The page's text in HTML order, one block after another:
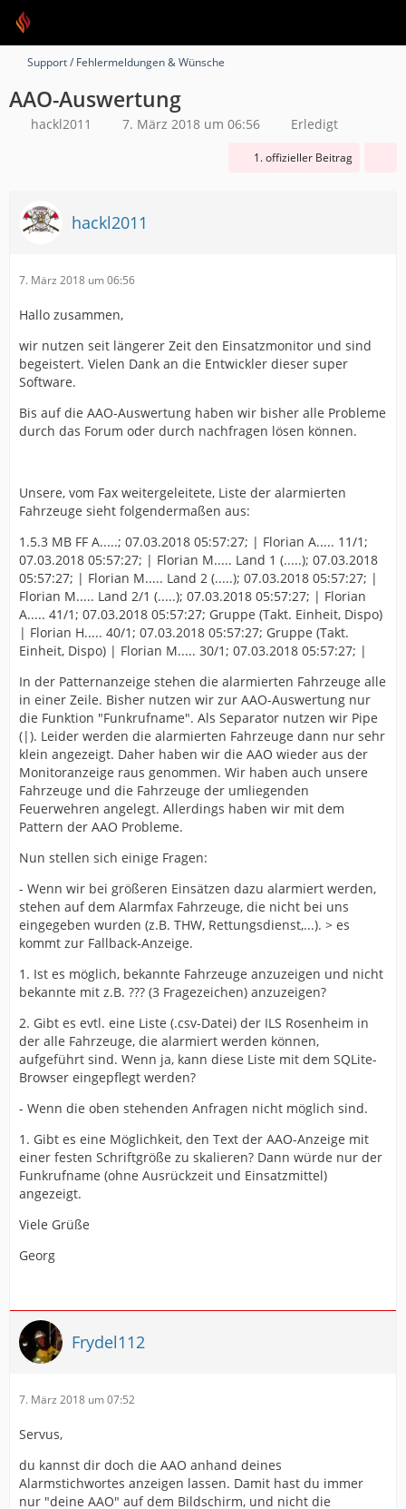
Support / Fehlermeldungen & Wünsche
AAO-Auswertung
hackl2011 7. März 2018 um 06:56 Erledigt
1. offizieller Beitrag
hackl2011
7. März 2018 um 06:56
Hallo zusammen,
wir nutzen seit längerer Zeit den Einsatzmonitor und sind
begeistert. Vielen Dank an die Entwickler dieser super
Software.
Bis auf die AAO-Auswertung haben wir bisher alle Probleme
durch das Forum oder durch nachfragen lösen können.
Unsere, vom Fax weitergeleitete, Liste der alarmierten
Fahrzeuge sieht folgendermaßen aus:
1.5.3 MB FF A.....; 07.03.2018 05:57:27; | Florian A..... 11/1;
07.03.2018 05:57:27; | Florian M..... Land 1 (.....); 07.03.2018
05:57:27; | Florian M..... Land 2 (.....); 07.03.2018 05:57:27; |
Florian M..... Land 2/1 (.....); 07.03.2018 05:57:27; | Florian
A..... 41/1; 07.03.2018 05:57:27; Gruppe (Takt. Einheit, Dispo)
| Florian H..... 40/1; 07.03.2018 05:57:27; Gruppe (Takt.
Einheit, Dispo) | Florian M..... 30/1; 07.03.2018 05:57:27; |
In der Patternanzeige stehen die alarmierten Fahrzeuge alle
in einer Zeile. Bisher nutzen wir zur AAO-Auswertung nur
die Funktion "Funkrufname". Als Separator nutzen wir Pipe
(|). Leider werden die alarmierten Fahrzeuge dann nur sehr
klein angezeigt. Daher haben wir die AAO wieder aus der
Monitoranzeige raus genommen. Wir haben auch unsere
Fahrzeuge und die Fahrzeuge der umliegenden
Feuerwehren angelegt. Allerdings haben wir mit dem
Pattern der AAO Probleme.
Nun stellen sich einige Fragen:
- Wenn wir bei größeren Einsätzen dazu alarmiert werden,
stehen auf dem Alarmfax Fahrzeuge, die nicht bei uns
eingegeben wurden (z.B. THW, Rettungsdienst,...). > es
kommt zur Fallback-Anzeige.
1. Ist es möglich, bekannte Fahrzeuge anzuzeigen und nicht
bekannte mit z.B. ??? (3 Fragezeichen) anzuzeigen?
2. Gibt es evtl. eine Liste (.csv-Datei) der ILS Rosenheim in
der alle Fahrzeuge, die alarmiert werden können,
aufgeführt sind. Wenn ja, kann diese Liste mit dem SQLite-
Browser eingepflegt werden?
- Wenn die oben stehenden Anfragen nicht möglich sind.
1. Gibt es eine Möglichkeit, den Text der AAO-Anzeige mit
einer festen Schriftgröße zu skalieren? Dann würde nur der
Funkrufname (ohne Ausrückzeit und Einsatzmittel)
angezeigt.
Viele Grüße
Georg
Frydel112
7. März 2018 um 07:52
Servus,
du kannst dir doch die AAO anhand deines
Alarmstichwortes anzeigen lassen. Damit hast du immer
nur "deine AAO" auf dem Bildschirm, und nicht die